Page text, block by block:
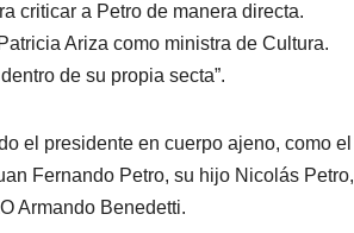
criticar a Petro de manera directa.
Ariza como ministra de Cultura.
de su propia secta”.
el presidente en cuerpo ajeno, como el
Fernando Petro, su hijo Nicolás Petro,
Armando Benedetti.